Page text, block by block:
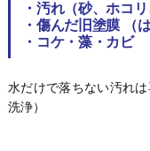
・汚れ（砂、ホコリ
・傷んだ旧塗膜 （
・コケ・藻・カビ
水だけで落ちない汚れ
洗浄）